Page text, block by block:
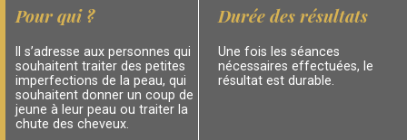
Pour qui ?
Il s’adresse aux personnes qui
souhaitent traiter des petites
imperfections de la peau, qui
souhaitent donner un coup de
jeune à leur peau ou traiter la
chute des cheveux.
Durée des résultats
Une fois les séances
nécessaires effectuées, le
résultat est durable.